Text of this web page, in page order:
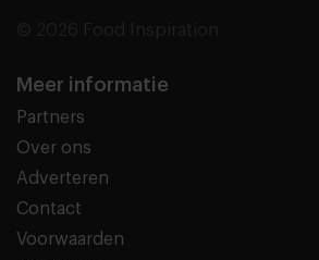
Meer informatie
Partners
Over ons
Adverteren
Contact
Voorwaarden